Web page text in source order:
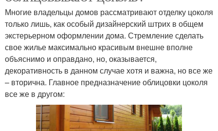
Многие владельцы домов рассматривают отделку цоколя
только лишь, как особый дизайнерский штрих в общем
экстерьерном оформлении дома. Стремление сделать
свое жилье максимально красивым внешне вполне
объяснимо и оправдано, но, оказывается,
декоративность в данном случае хотя и важна, но все же
– вторична. Главное предназначение облицовки цоколя
все же в другом: